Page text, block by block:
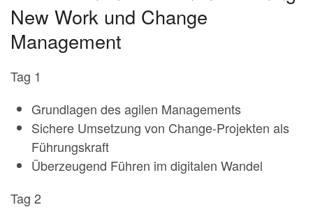
New Work und Change
Management
Tag 1
Grundlagen des agilen Managements
Sichere Umsetzung von Change-Projekten als
Führungskraft
Überzeugend Führen im digitalen Wandel
Tag 2